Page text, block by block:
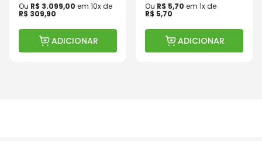
Ou R$ 3.099,00 em 10x de
R$ 309,90
ADICIONAR
Ou R$ 5,70 em 1x de
R$ 5,70
ADICIONAR